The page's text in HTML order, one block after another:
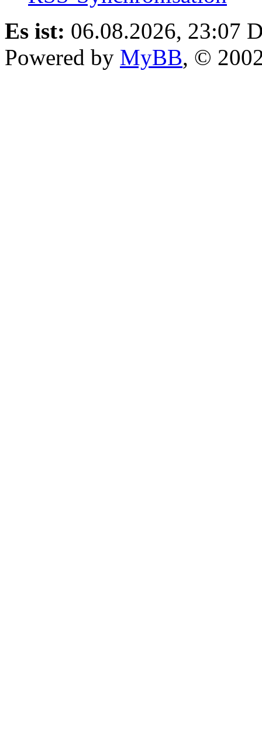
Es ist: 06.08.2026, 23:07
Powered by MyBB, ©